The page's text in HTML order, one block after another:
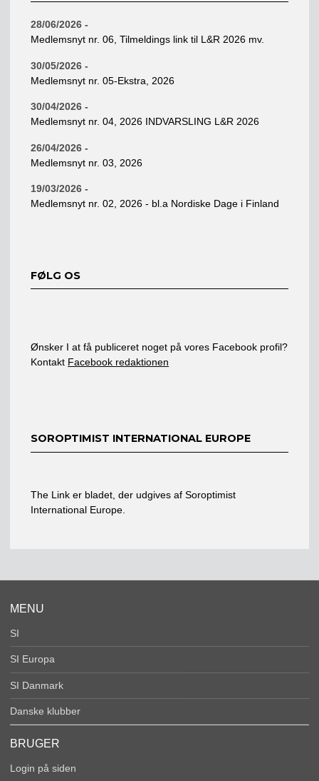
28/06/2026 -
Medlemsnyt nr. 06, Tilmeldings link til L&R 2026 mv.
30/05/2026 -
Medlemsnyt nr. 05-Ekstra, 2026
30/04/2026 -
Medlemsnyt nr. 04, 2026 INDVARSLING L&R 2026
26/04/2026 -
Medlemsnyt nr. 03, 2026
19/03/2026 -
Medlemsnyt nr. 02, 2026 - bl.a Nordiske Dage i Finland
FØLG OS
Ønsker I at få publiceret noget på vores Facebook profil?
Kontakt Facebook redaktionen
SOROPTIMIST INTERNATIONAL EUROPE
The Link er bladet, der udgives af Soroptimist
International Europe.
MENU
SI
SI Europa
SI Danmark
Danske klubber
BRUGER
Login på siden